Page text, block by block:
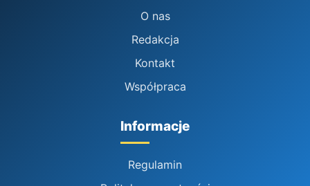
O nas
Redakcja
Kontakt
Współpraca
Informacje
Regulamin